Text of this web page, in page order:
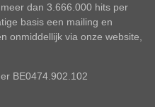
dan 3.666.000 hits per
basis een mailing en
onmiddellijk via onze website,
BE0474.902.102